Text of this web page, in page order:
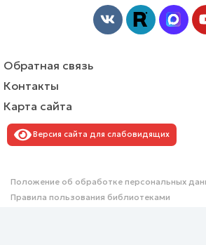
Vk
Обратная связь
Контакты
Карта сайта
Версия сайта для слабовидящих
Положение об обработке персональных
Правила пользования библиотеками